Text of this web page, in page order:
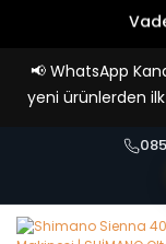
📢 WhatsApp
yeni ürünlerden